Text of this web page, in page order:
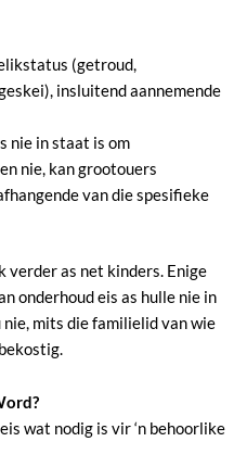
(getroud,
insluitend aannemende
nie in staat is om
nie, kan grootouers
van die spesifieke
verder as net kinders. Enige
onderhoud eis as hulle nie in
mits die familielid van wie
wat nodig is vir ‘n behoorlike